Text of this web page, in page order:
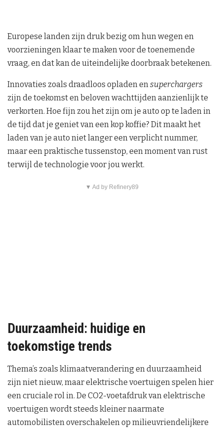
Europese landen zijn druk bezig om hun wegen en
voorzieningen klaar te maken voor de toenemende
vraag, en dat kan de uiteindelijke doorbraak betekenen.
Innovaties zoals draadloos opladen ensuperchargers
zijn de toekomst en beloven wachttijden aanzienlijk te
verkorten. Hoe fijn zou het zijn om je auto op te laden in
de tijd dat je geniet van een kop koffie? Dit maakt het
laden van je auto niet langer een verplicht nummer,
maar een praktische tussenstop, een moment van rust
terwijl de technologie voor jou werkt.
▼ Ad by Refinery89
Duurzaamheid: huidige en
toekomstige trends
Thema’s zoals klimaatverandering en duurzaamheid
zijn niet nieuw, maar elektrische voertuigen spelen hier
een cruciale rol in. De CO2-voetafdruk van elektrische
voertuigen wordt steeds kleiner naarmate
automobilisten overschakelen op milieuvriendelijkere